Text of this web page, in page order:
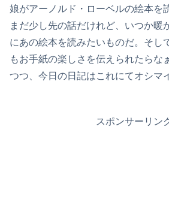
娘がアーノルド・ローベルの絵本を
まだ少し先の話だけれど、いつか暖
にあの絵本を読みたいものだ。そし
もお手紙の楽しさを伝えられたら
つつ、今日の日記はこれにてオシマ
スポンサーリン